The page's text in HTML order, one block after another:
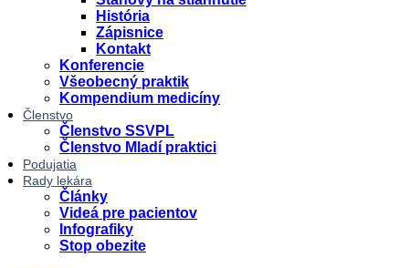
História
Zápisnice
Kontakt
Konferencie
Všeobecný praktik
Kompendium medicíny
Členstvo
Členstvo SSVPL
Členstvo Mladí praktici
Podujatia
Rady lekára
Články
Videá pre pacientov
Infografiky
Stop obezite